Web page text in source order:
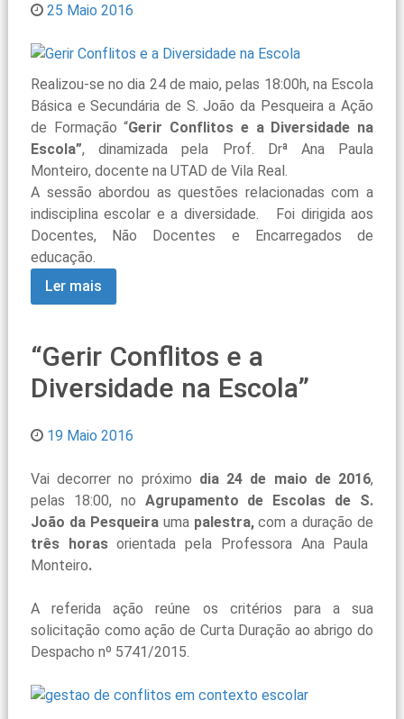
25 Maio 2016
Realizou-se no dia 24 de maio, pelas 18:00h, na Escola
Básica e Secundária de S. João da Pesqueira a Ação
de Formação “Gerir Conflitos e a Diversidade na
Escola”, dinamizada pela Prof. Drª Ana Paula
Monteiro, docente na UTAD de Vila Real.
A sessão abordou as questões relacionadas com a
indisciplina escolar e a diversidade. Foi dirigida aos
Docentes, Não Docentes e Encarregados de
educação.
Ler mais
“Gerir Conflitos e a
Diversidade na Escola”
19 Maio 2016
Vai decorrer no próximo dia 24 de maio de 2016,
pelas 18:00, no Agrupamento de Escolas de S.
João da Pesqueiraumapalestra,com a duração de
três
horasorientada pela Professora Ana Paula
Monteiro.
A referida ação reúne os critérios para a sua
solicitação como ação de Curta Duração ao abrigo do
Despacho nº 5741/2015.